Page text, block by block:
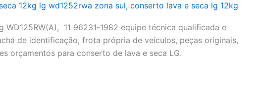
12kg lg wd1252rwa zona sul, conserto lava e seca lg 12kg
WD125RW(A), 11 96231-1982 equipe técnica qualificada e
de identificação, frota própria de veículos, peças originais,
orçamentos para conserto de lava e seca LG.